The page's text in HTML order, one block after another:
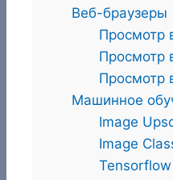
Веб-браузеры
Просмотр
Просмотр
Просмотр
Машинное
Image
Image
Tensorflow